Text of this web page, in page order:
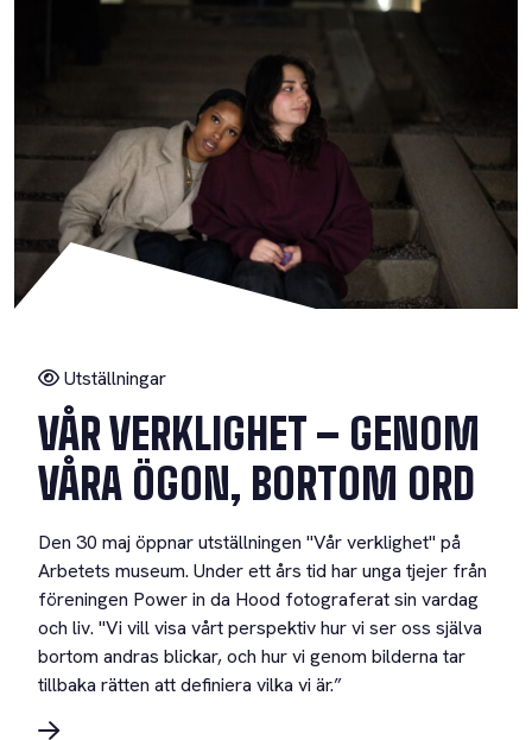
Utställningar
VÅR VERKLIGHET – GENOM
VÅRA ÖGON, BORTOM ORD
Den 30 maj öppnar utställningen "Vår verklighet" på
Arbetets museum. Under ett års tid har unga tjejer från
föreningen Power in da Hood fotograferat sin vardag
och liv. "Vi vill visa vårt perspektiv hur vi ser oss själva
bortom andras blickar, och hur vi genom bilderna tar
tillbaka rätten att definiera vilka vi är.”